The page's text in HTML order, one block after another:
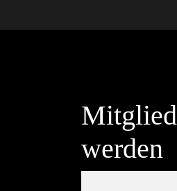
Mitglied
werden